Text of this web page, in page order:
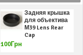
Задняя крышка
для объектива
М39 Lens Rear
Cap
100Грн